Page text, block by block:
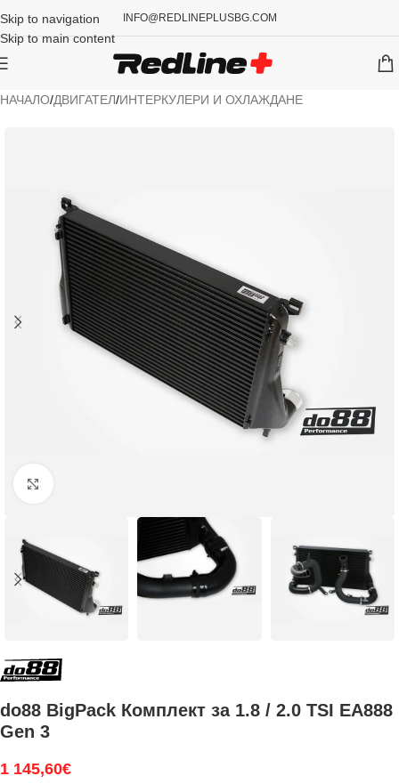
Skip to navigation
Skip to main content
INFO@REDLINEPLUSBG.COM
НАЧАЛО/ДВИГАТЕЛ/ИНТЕРКУЛЕРИ И ОХЛАЖДАНЕ
do88 BigPack Комплект за 1.8 / 2.0 TSI EA888
Gen 3
1 145,60€